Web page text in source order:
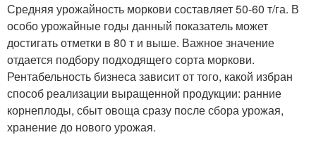
Средняя урожайность моркови составляет 50-60 т/га. В
особо урожайные годы данный показатель может
достигать отметки в 80 т и выше. Важное значение
отдается подбору подходящего сорта моркови.
Рентабельность бизнеса зависит от того, какой избран
способ реализации выращенной продукции: ранние
корнеплоды, сбыт овоща сразу после сбора урожая,
хранение до нового урожая.